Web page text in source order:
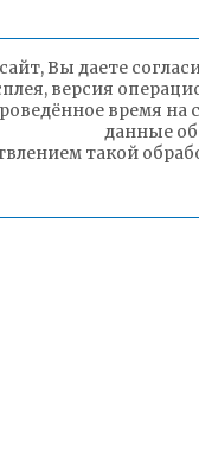
Вы даете
версия
время
данные
такой